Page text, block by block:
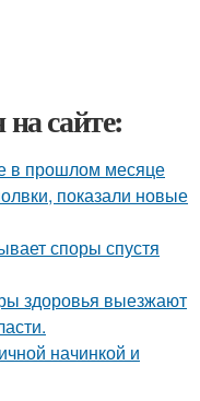
сайте:
в прошлом месяце
показали новые
споры спустя
здоровья выезжают
начинкой и